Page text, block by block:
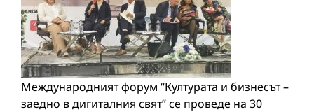
Международният форум “Културата и бизнесът –
заедно в дигиталния свят” се проведе на 30